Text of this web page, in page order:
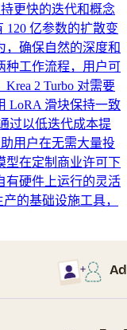
更快的迭代和概念
120 亿参数的扩散变
，确保自然的深度和
种工作流程，用户可
2 Turbo 对需要
LoRA 滑块保持一致
过以低迭代成本提
用户在无需大量投
型在定制商业许可下
有硬件上运行的灵活
的基础设施工具，